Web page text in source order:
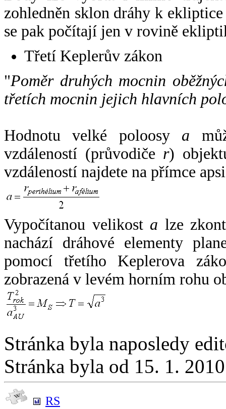
zohledněn sklon dráhy k
se pak počítají jen v rovině
Třetí Keplerův zákon
"Poměr druhých mocnin
třetích mocnin jejich hlavních
Hodnotu velké poloosy a
vzdáleností (průvodiče r)
vzdáleností najdete na přímce
Vypočítanou velikost a lze
nachází dráhové elementy
pomocí třetího Keplerova
zobrazená v levém horním rohu
Stránka byla naposledy
Stránka byla od 15. 1.
RS